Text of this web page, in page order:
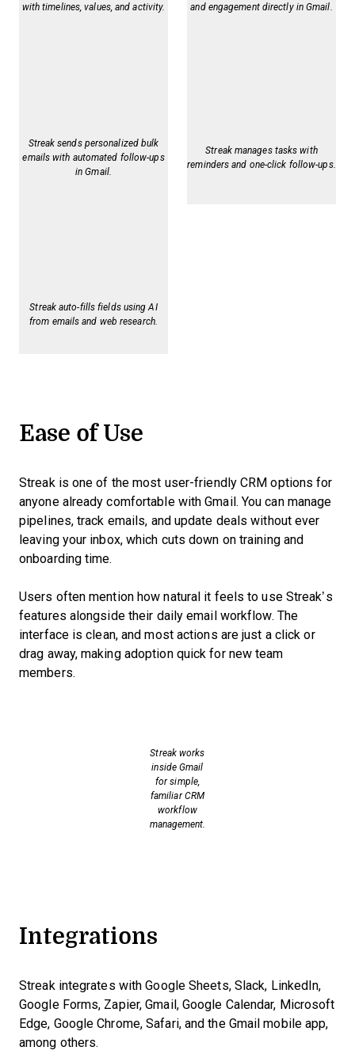
with timelines, values, and activity.
and engagement directly in Gmail.
Streak sends personalized bulk
emails with automated follow-ups
in Gmail.
Streak manages tasks with
reminders and one-click follow-ups.
Streak auto-fills fields using AI
from emails and web research.
Ease of Use
Streak is one of the most user-friendly CRM options for
anyone already comfortable with Gmail. You can manage
pipelines, track emails, and update deals without ever
leaving your inbox, which cuts down on training and
onboarding time.
Users often mention how natural it feels to use Streak’s
features alongside their daily email workflow. The
interface is clean, and most actions are just a click or
drag away, making adoption quick for new team
members.
Streak works
inside Gmail
for simple,
familiar CRM
workflow
management.
Integrations
Streak integrates with Google Sheets, Slack, LinkedIn,
Google Forms, Zapier, Gmail, Google Calendar, Microsoft
Edge, Google Chrome, Safari, and the Gmail mobile app,
among others.